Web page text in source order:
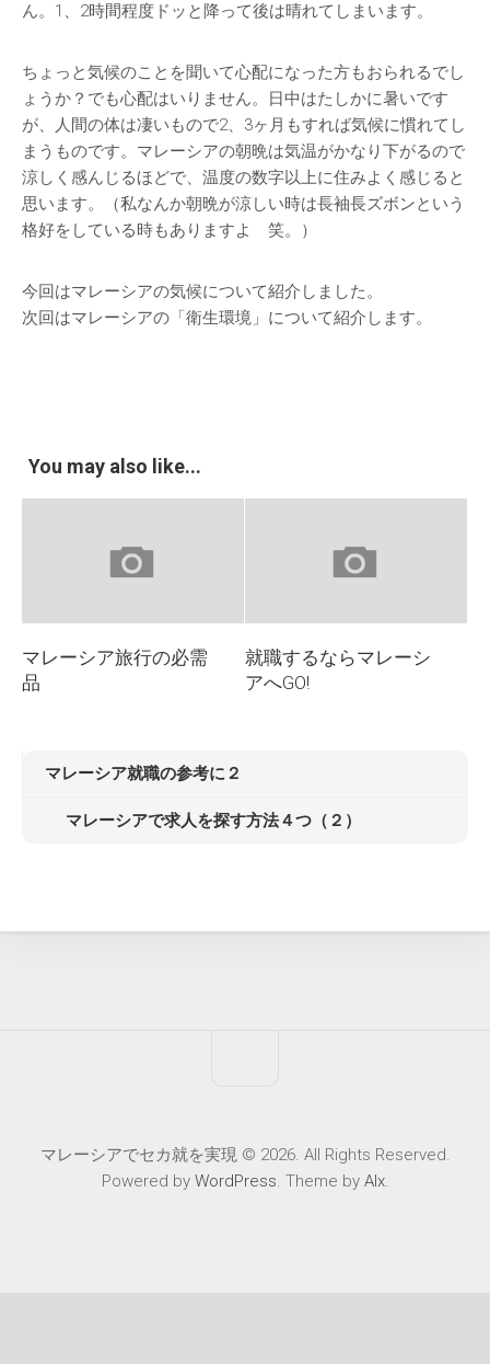
ん。1、2時間程度ドッと降って後は晴れてしまいます。
ちょっと気候のことを聞いて心配になった方もおられるでし
ょうか？でも心配はいりません。日中はたしかに暑いです
が、人間の体は凄いもので2、3ヶ月もすれば気候に慣れてし
まうものです。マレーシアの朝晩は気温がかなり下がるので
涼しく感んじるほどで、温度の数字以上に住みよく感じると
思います。（私なんか朝晩が涼しい時は長袖長ズボンという
格好をしている時もありますよ 笑。）
今回はマレーシアの気候について紹介しました。
次回はマレーシアの「衛生環境」について紹介します。
You may also like...
マレーシア旅行の必需
品
就職するならマレーシ
アへGO!
マレーシア就職の参考に２
マレーシアで求人を探す方法４つ（２）
マレーシアでセカ就を実現 © 2026. All Rights Reserved.
Powered by WordPress. Theme by Alx.